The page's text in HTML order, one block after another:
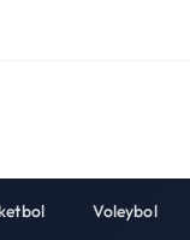
Voleybol